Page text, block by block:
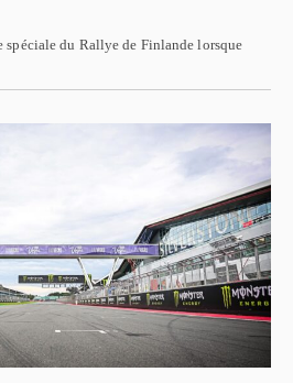
spéciale du Rallye de Finlande lorsque